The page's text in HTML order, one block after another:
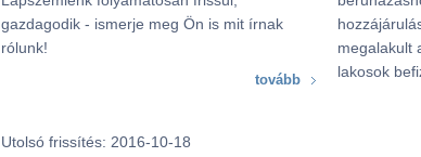
gazdagodik - ismerje meg Ön is mit írnak
rólunk!
tovább
megalakult
lakosok
Utolsó frissítés: 2016-10-18